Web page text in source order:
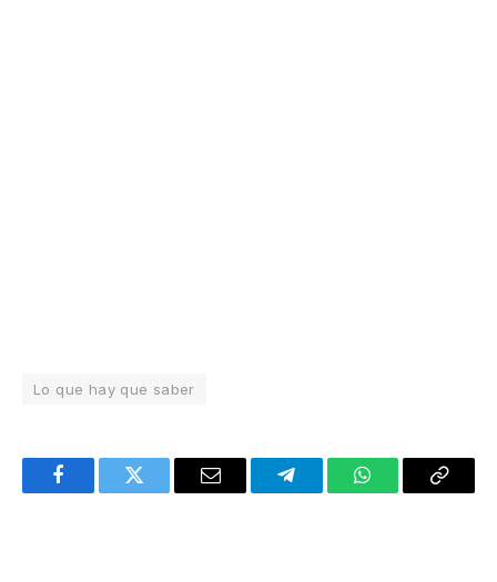
Lo que hay que saber
FacebookTwitter Email TelegramWhatsAppCopy